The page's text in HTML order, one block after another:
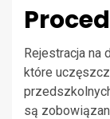
Rejestracja na
które
są